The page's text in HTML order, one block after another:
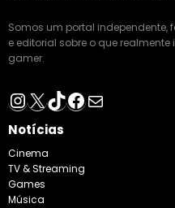
Somos um portal independente,
e editorial sobre o que
gamer.
Instagram
X TikTok
Facebook
E-mail
Notícias
Cinema
TV & Streaming
Games
Música